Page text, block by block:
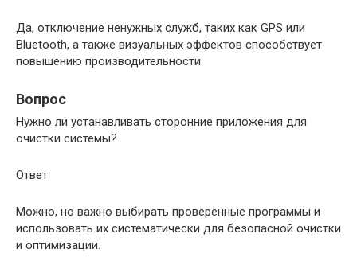
Да, отключение ненужных служб, таких как GPS или
Bluetooth, а также визуальных эффектов способствует
повышению производительности.
Вопрос
Нужно ли устанавливать сторонние приложения для
очистки системы?
Ответ
Можно, но важно выбирать проверенные программы и
использовать их систематически для безопасной очистки
и оптимизации.